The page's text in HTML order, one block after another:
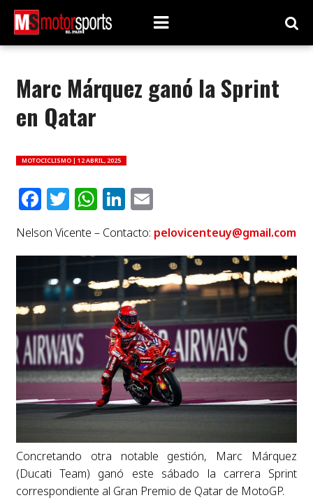
Marc Márquez ganó la Sprint
en Qatar
MOTOCICLISMO | 12 ABRIL, 2025
Facebook
Twitter
WhatsApp
LinkedIn
Email
Nelson Vicente – Contacto: pelovicenteuy@gmail.com
Concretando otra notable gestión, Marc Márquez
(Ducati Team) ganó este sábado la carrera Sprint
correspondiente al Gran Premio de Qatar de MotoGP.